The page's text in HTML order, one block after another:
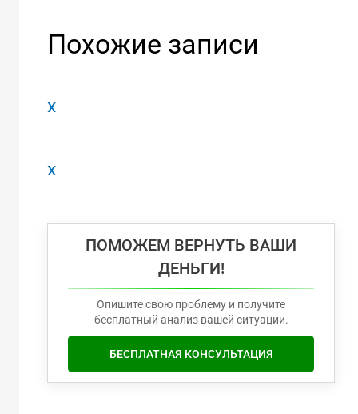
Похожие записи
x
x
ПОМОЖЕМ ВЕРНУТЬ ВАШИ
ДЕНЬГИ!
Опишите свою проблему и получите
бесплатный анализ вашей ситуации.
БЕСПЛАТНАЯ КОНСУЛЬТАЦИЯ